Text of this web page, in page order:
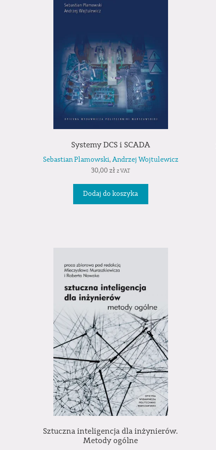
Systemy DCS i SCADA
Sebastian Plamowski,Andrzej Wojtulewicz
30,00zł z VAT
Dodaj do koszyka
Sztuczna inteligencja dla inżynierów.
Metody ogólne